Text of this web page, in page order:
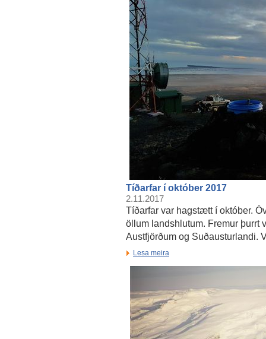
Tíðarfar í október 2017
2.11.2017
Tíðarfar var hagstætt í október.
öllum landshlutum. Fremur þurrt
Austfjörðum og Suðausturlandi.
Lesa meira